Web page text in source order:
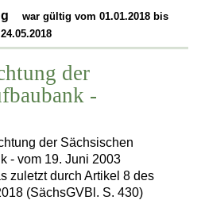
war gültig vom 01.01.2018 bis
24.05.2018
der
-
der Sächsischen
- vom 19. Juni 2003
zuletzt durch Artikel 8 des
(SächsGVBl. S. 430)